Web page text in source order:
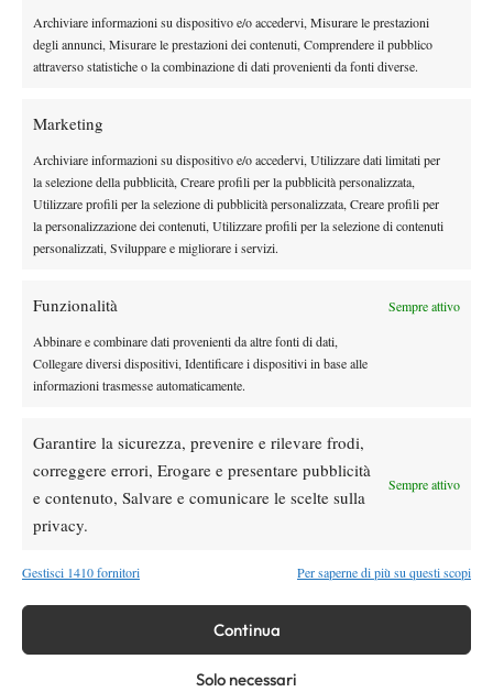
Archiviare informazioni su dispositivo e/o accedervi, Misurare le prestazioni
degli annunci, Misurare le prestazioni dei contenuti, Comprendere il pubblico
attraverso statistiche o la combinazione di dati provenienti da fonti diverse.
Marketing
Archiviare informazioni su dispositivo e/o accedervi, Utilizzare dati limitati per
la selezione della pubblicità, Creare profili per la pubblicità personalizzata,
Utilizzare profili per la selezione di pubblicità personalizzata, Creare profili per
la personalizzazione dei contenuti, Utilizzare profili per la selezione di contenuti
personalizzati, Sviluppare e migliorare i servizi.
Funzionalità Sempre attivo
Abbinare e combinare dati provenienti da altre fonti di dati,
Collegare diversi dispositivi, Identificare i dispositivi in base alle
informazioni trasmesse automaticamente.
Garantire la sicurezza, prevenire e rilevare frodi,
correggere errori, Erogare e presentare pubblicità
e contenuto, Salvare e comunicare le scelte sulla
privacy.
Sempre attivo
Gestisci 1410 fornitori Per saperne di più su questi scopi
Continua
Solo necessari
Missione compiuta per i sudditi della regina, ormai vicinissimi al
World Group dopo cinque lunghi anni bui. Andy Murray, in
coppia con lo specialista Fleming, ha portato a casa il doppio con
mezzo ma sono stati in partita solo nel set in cui sono riusciti a
fare un paio di break, il quarto vinto al fotofinish. Per il resto una
marea di servizi strappati dagli inglesi, complice uno scozzese
con una delle migliori risposte del circuito. Se giá vincendo il
doppio per i croati sarebbe stata dura, ora è quasi impossibile.
Svizzera – Ecuador 3-0
É andata come doveva andare, ma nessuno potrá di certo
a Chiudinelli e, nel doppio, una rimonta da due set sotto fino ad
arrivare al 2-0 del quinto set. Poi si è spenta la luce, Lammer e
Wawrinka hanno ricominciato a macinare gioco e i meno forti
sudamericani hanno finito per arrendersi 6-4 al quinto di un
match comunque lottatissimo. Per tornare nel World Group serve
Wawrinka b. E.Gomez 6-4 6-4 6-3
Chiudinelli b. Campozano 3-6 6-1 6-3 7-6(7)